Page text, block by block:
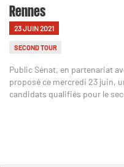
Rennes
23 JUIN 2021
SECOND TOUR
Public Sénat, en partenariat
proposé ce mercredi 23 juin,
candidats qualifiés pour le